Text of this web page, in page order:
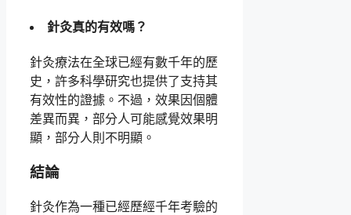
針灸真的有效嗎？
針灸療法在全球已經有數千年的歷
史，許多科學研究也提供了支持其
有效性的證據。不過，效果因個體
差異而異，部分人可能感覺效果明
顯，部分人則不明顯。
結論
針灸作為一種已經歷經千年考驗的